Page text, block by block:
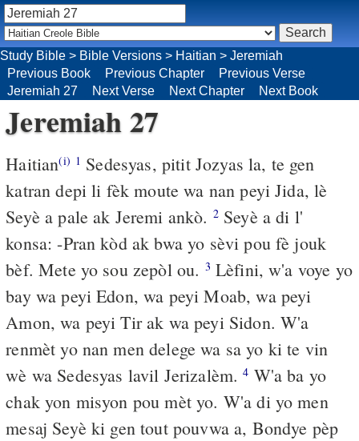
Study Bible > Bible Versions > Haitian > Jeremiah
Previous Book
Previous Chapter
Previous Verse
Jeremiah 27
Next Verse Next Chapter Next Book
Jeremiah 27
Haitian(i) 1 Sedesyas, pitit Jozyas la, te gen
katran depi li fèk moute wa nan peyi Jida, lè
Seyè a pale ak Jeremi ankò. 2Seyè a di l'
konsa: -Pran kòd ak bwa yo sèvi pou fè jouk
bèf. Mete yo sou zepòl ou. 3 Lèfini, w'a voye yo
bay wa peyi Edon, wa peyi Moab, wa peyi
Amon, wa peyi Tir ak wa peyi Sidon. W'a
renmèt yo nan men delege wa sa yo ki te vin
wè wa Sedesyas lavil Jerizalèm.4 W'a ba yo
chak yon misyon pou mèt yo. W'a di yo men
mesaj Seyè ki gen tout pouvwa a, Bondye pèp